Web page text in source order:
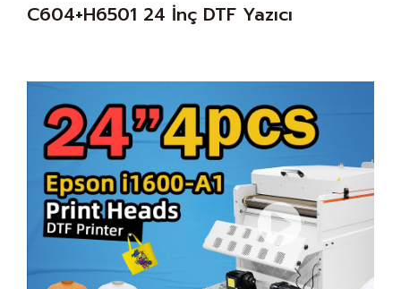
C604+H6501 24 İnç DTF Yazıcı